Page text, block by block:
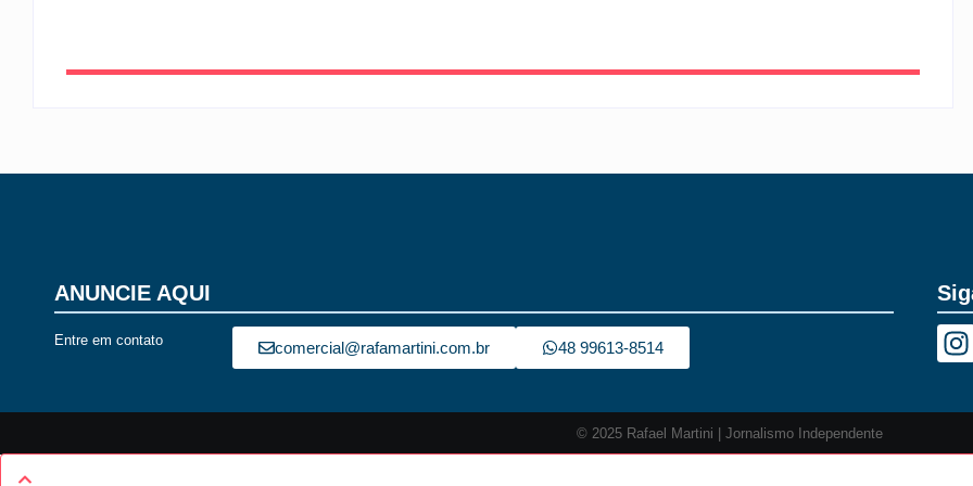
ANUNCIE AQUI
Entre em contato comercial@rafamartini.com.br 48 99613-8514
© 2025 Rafael Martini | Jornalismo Independente